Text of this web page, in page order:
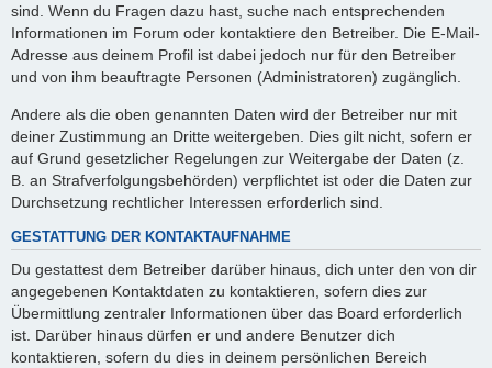
sind. Wenn du Fragen dazu hast, suche nach entsprechenden
Informationen im Forum oder kontaktiere den Betreiber. Die E-Mail-
Adresse aus deinem Profil ist dabei jedoch nur für den Betreiber
und von ihm beauftragte Personen (Administratoren) zugänglich.
Andere als die oben genannten Daten wird der Betreiber nur mit
deiner Zustimmung an Dritte weitergeben. Dies gilt nicht, sofern er
auf Grund gesetzlicher Regelungen zur Weitergabe der Daten (z.
B. an Strafverfolgungsbehörden) verpflichtet ist oder die Daten zur
Durchsetzung rechtlicher Interessen erforderlich sind.
GESTATTUNG DER KONTAKTAUFNAHME
Du gestattest dem Betreiber darüber hinaus, dich unter den von dir
angegebenen Kontaktdaten zu kontaktieren, sofern dies zur
Übermittlung zentraler Informationen über das Board erforderlich
ist. Darüber hinaus dürfen er und andere Benutzer dich
kontaktieren, sofern du dies in deinem persönlichen Bereich